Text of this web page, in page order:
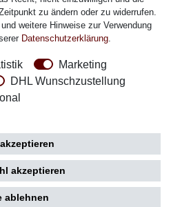
zu ändern oder zu widerrufen.
und weitere Hinweise zur Verwendung
Daten­schutz­erklärung
Marketing
DHL Wunschzustellung
akzeptieren
ablehnen